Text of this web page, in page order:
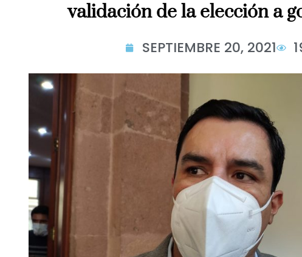
validación de la elección a
SEPTIEMBRE 20, 2021